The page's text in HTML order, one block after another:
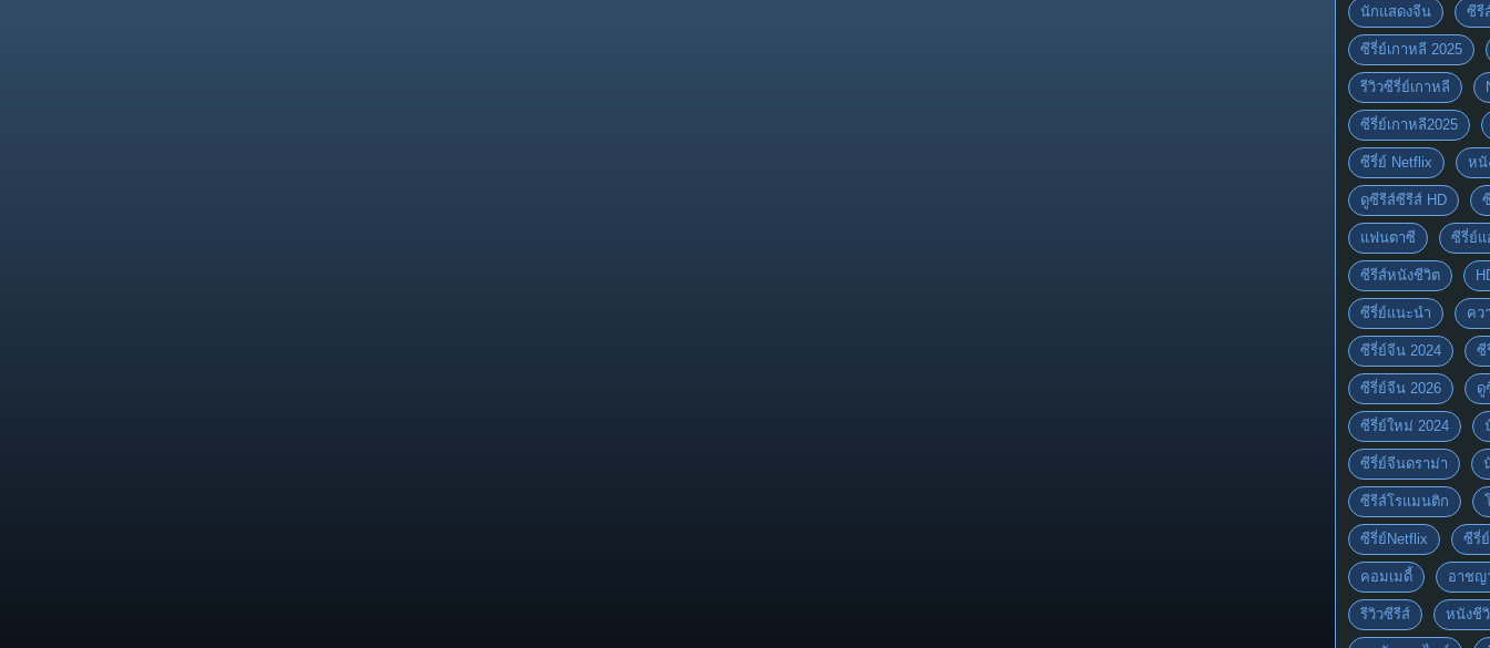
นักแสดงจีน ซีรี
ซีรี่ย์เกาหลี 2025
รีวิวซีรี่ย์เกาหลี
ซีรี่ย์เกาหลี2025
ซีรี่ย์ Netflix หนั
ดูซีรีส์ซีรีส์ HD
แฟนตาซี ซีรี่ย์
ซีรีส์หนังชีวิต
ซีรี่ย์แนะนำ คว
ซีรี่ย์จีน 2024 ซี
ซีรี่ย์จีน 2026 ดู
ซีรี่ย์ใหม่ 2024
ซีรี่ย์จีนดราม่า
ซีรีส์โรแมนติก
ซีรี่ย์Netflix ซีรี่
คอมเมดี้ อาชญ
รีวิวซีรีส์ หนังชี